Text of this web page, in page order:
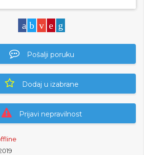
Pošalji poruku
Dodaj u izabrane
Prijavi nepravilnost